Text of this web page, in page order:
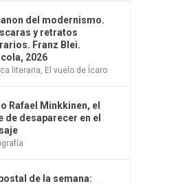
del modernismo.
y retratos
Franz Blei.
2026
literaria El vuelo de Ícaro
Rafael Minkkinen, el
de desaparecer en el
de la semana: